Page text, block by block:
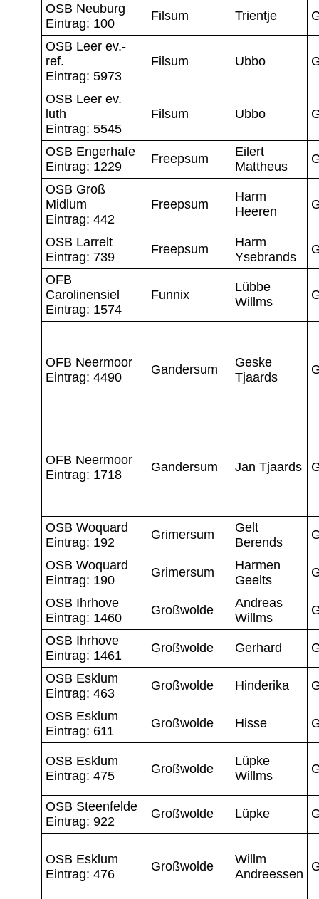
OSB Neuburg
Eintrag: 100
Filsum Trientje
OSB Leer ev.-
ref.
Eintrag: 5973
Filsum Ubbo
OSB Leer ev.
luth
Eintrag: 5545
Filsum Ubbo
OSB Engerhafe
Eintrag: 1229
Freepsum
Eilert
Mattheus
OSB Groß
Midlum
Eintrag: 442
Freepsum
Harm
Heeren
OSB Larrelt
Eintrag: 739
Freepsum
Harm
Ysebrands
OFB
Carolinensiel
Eintrag: 1574
Funnix
Lübbe
Willms
OFB Neermoor
Eintrag: 4490
Gandersum
Geske
Tjaards
OFB Neermoor
Eintrag: 1718
Gandersum Jan Tjaards
OSB Woquard
Eintrag: 192
Grimersum
Gelt
Berends
OSB Woquard
Eintrag: 190
Grimersum
Harmen
Geelts
OSB Ihrhove
Eintrag: 1460
Großwolde
Andreas
Willms
OSB Ihrhove
Eintrag: 1461
Großwolde Gerhard
OSB Esklum
Eintrag: 463
Großwolde Hinderika
OSB Esklum
Eintrag: 611
Großwolde Hisse
OSB Esklum
Eintrag: 475
Großwolde
Lüpke
Willms
OSB Steenfelde
Eintrag: 922
Großwolde Lüpke
OSB Esklum
Eintrag: 476
Großwolde
Willm
Andreessen